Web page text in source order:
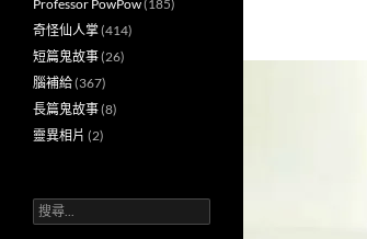
Professor PowPow(185)
奇怪仙人掌(414)
短篇鬼故事(26)
腦補給(367)
長篇鬼故事(8)
靈異相片 (2)
搜
尋